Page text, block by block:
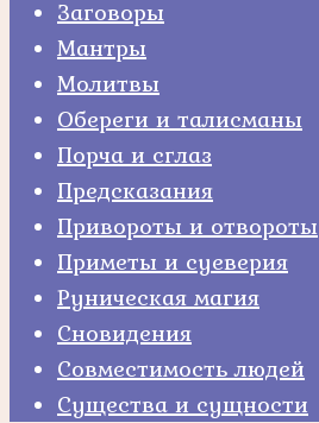
Заговоры
Мантры
Молитвы
Обереги и талисманы
Порча и сглаз
Предсказания
Привороты и отвороты
Приметы и суеверия
Руническая магия
Сновидения
Совместимость людей
Существа и сущности